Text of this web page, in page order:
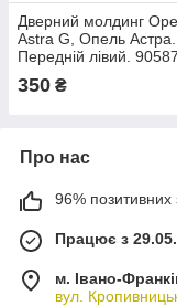
Дверний молдинг
Astra G, Опель Астра.
Передній лівий.
350 ₴
Про нас
96% позитивних
Працює з
м. Івано-
вул.